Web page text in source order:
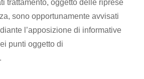
trattamento, oggetto delle riprese
sono opportunamente avvisati
l’apposizione di informative
punti oggetto di